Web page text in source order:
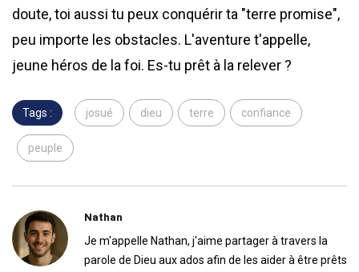
doute, toi aussi tu peux conquérir ta "terre promise",
peu importe les obstacles. L'aventure t'appelle,
jeune héros de la foi. Es-tu prêt à la relever ?
Tags : josué dieu terre confiance
peuple
Nathan
Je m'appelle Nathan, j'aime partager à travers la
parole de Dieu aux ados afin de les aider à être prêts